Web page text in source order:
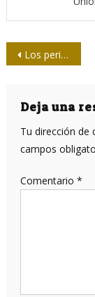
entradas
Los periodistas también celebran al ritmo del fuego caribeño
Deja una
Tu dirección de
campos
Comentario *